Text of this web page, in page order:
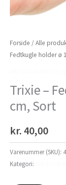
Forside /Alle
Fedtkugle holder ø
Trixie –
cm, Sort
kr. 40,00
Varenummer (SKU):
Kategori: